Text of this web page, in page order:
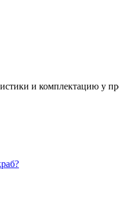
и комплектацию у